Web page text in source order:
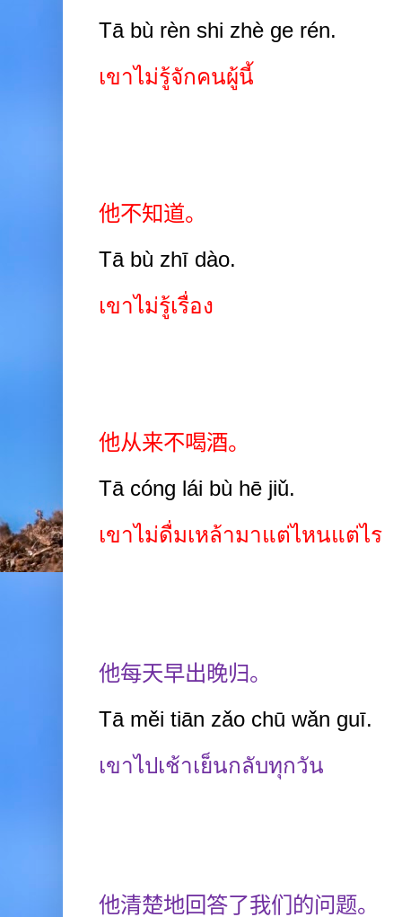
Tā bù rèn shi zhè ge rén.
เขาไม่รู้จักคนผู้นี้
他不知道。
Tā bù zhī dào.
เขาไม่รู้เรื่อง
他从来不喝酒。
Tā cóng lái bù hē jiǔ.
เขาไม่ดื่มเหล้ามาแต่ไหนแต่ไร
他每天早出晚归。
Tā měi tiān zǎo chū wǎn guī.
เขาไปเช้าเย็นกลับทุกวัน
他清楚地回答了我们的问题。